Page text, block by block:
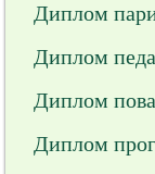
Диплом
Диплом
Диплом
Диплом